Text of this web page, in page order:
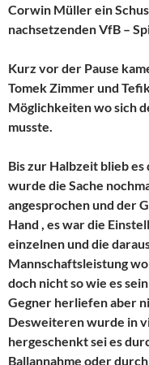
Corwin Müller ein
nachsetzenden VfB –
Kurz vor der Pause
Tomek Zimmer und
Möglichkeiten wo sich
musste.
Bis zur Halbzeit blieb es
wurde die Sache
angesprochen und der
Hand , es war die
einzelnen und die
Mannschaftsleistung
doch nicht so wie es
Gegner herliefen aber
Desweiteren wurde in
hergeschenkt sei es
Ballannahme oder